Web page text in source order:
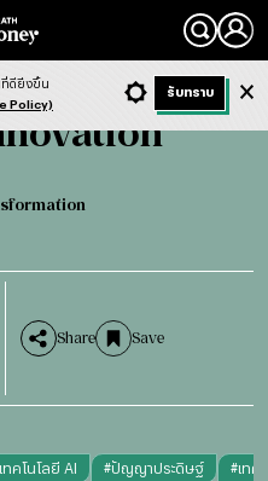
Search
Transformation
Share Save
เทคโนโลยี AI #ปัญญาประดิษฐ์ #เทค
Dark ฟังข่าว
ที่ดียิ่งขึ้น
Policy)
รับทราบ